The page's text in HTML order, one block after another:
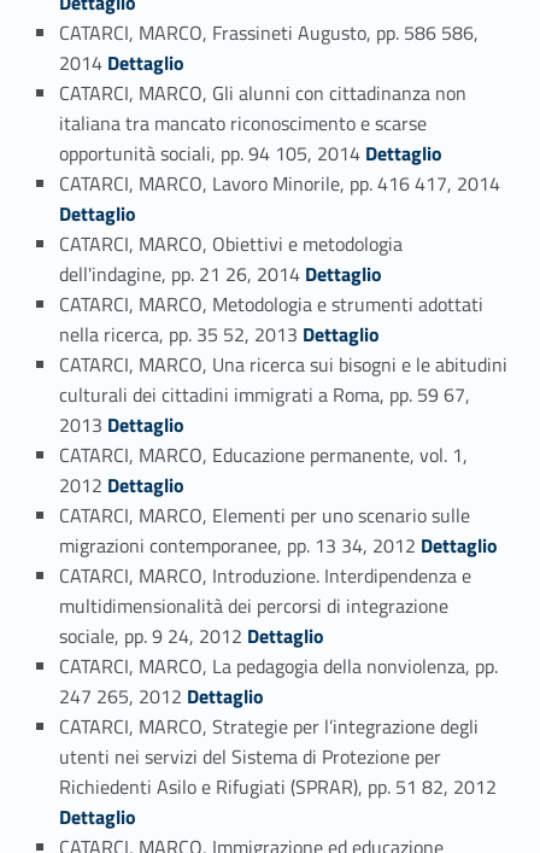
CATARCI, MARCO, Frassineti Augusto, pp. 586 586,
2014 Link identifier #identifier_person_171797-139
Dettaglio
CATARCI, MARCO, Gli alunni con cittadinanza non
italiana tra mancato riconoscimento e scarse
opportunità sociali, pp. 94 105, 2014 Link identifier #identifier_person_38276-140
Dettaglio
CATARCI, MARCO, Lavoro Minorile, pp. 416 417, 2014
Dettaglio
CATARCI, MARCO, Obiettivi e metodologia
dell'indagine, pp. 21 26, 2014 Link identifier #identifier_person_67483-142
Dettaglio
CATARCI, MARCO, Metodologia e strumenti adottati
nella ricerca, pp. 35 52, 2013 Link identifier #identifier_person_104254-143
Dettaglio
CATARCI, MARCO, Una ricerca sui bisogni e le abitudini
culturali dei cittadini immigrati a Roma, pp. 59 67,
2013 Link identifier #identifier_person_180193-144
Dettaglio
CATARCI, MARCO, Educazione permanente, vol. 1,
2012 Link identifier #identifier_person_186050-145
Dettaglio
CATARCI, MARCO, Elementi per uno scenario sulle
migrazioni contemporanee, pp. 13 34, 2012 Link identifier #identifier_person_188492-146
Dettaglio
CATARCI, MARCO, Introduzione. Interdipendenza e
multidimensionalità dei percorsi di integrazione
sociale, pp. 9 24, 2012 Link identifier #identifier_person_165656-147
Dettaglio
CATARCI, MARCO, La pedagogia della nonviolenza, pp.
247 265, 2012 Link identifier #identifier_person_138127-148
Dettaglio
CATARCI, MARCO, Strategie per l’integrazione degli
utenti nei servizi del Sistema di Protezione per
Richiedenti Asilo e Rifugiati (SPRAR), pp. 51 82, 2012
Dettaglio